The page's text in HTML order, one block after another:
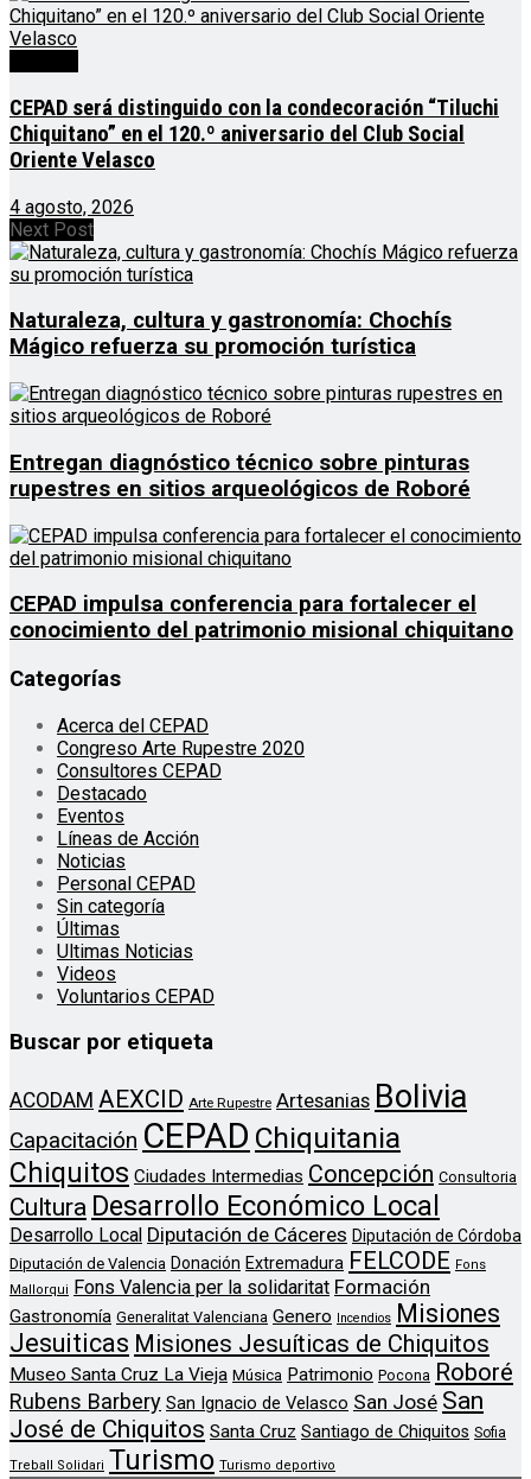
CEPAD será distinguido con la condecoración “Tiluchi
Chiquitano” en el 120.º aniversario del Club Social
Oriente Velasco
4 agosto, 2026
Next Post
Naturaleza, cultura y gastronomía: Chochís
Mágico refuerza su promoción turística
Entregan diagnóstico técnico sobre pinturas
rupestres en sitios arqueológicos de Roboré
CEPAD impulsa conferencia para fortalecer el
conocimiento del patrimonio misional chiquitano
Categorías
Acerca del CEPAD
Congreso Arte Rupestre 2020
Consultores CEPAD
Destacado
Eventos
Líneas de Acción
Noticias
Personal CEPAD
Sin categoría
Últimas
Ultimas Noticias
Videos
Voluntarios CEPAD
Buscar por etiqueta
ACODAM AEXCID Arte Rupestre Artesanias Bolivia
Capacitación CEPAD Chiquitania
Chiquitos Ciudades Intermedias Concepción Consultoria
Cultura Desarrollo Económico Local
Desarrollo Local Diputación de Cáceres Diputación de Córdoba
Diputación de Valencia Donación Extremadura FELCODE Fons
Mallorqui
Fons Valencia per la solidaritat Formación
Gastronomía Generalitat Valenciana Genero Incendios Misiones
Jesuiticas Misiones Jesuíticas de Chiquitos
Museo Santa Cruz La Vieja Música Patrimonio Pocona Roboré
Rubens Barbery San Ignacio de Velasco San José San
José de Chiquitos Santa Cruz Santiago de Chiquitos Sofia
Treball Solidari Turismo Turismo deportivo